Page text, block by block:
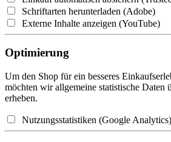
Schriftarten herunterladen (Adobe)
Externe Inhalte anzeigen (YouTube)
Optimierung
Um den Shop für ein besseres
möchten wir allgemeine statistische Daten
erheben.
Nutzungsstatistiken (Google Analytics)